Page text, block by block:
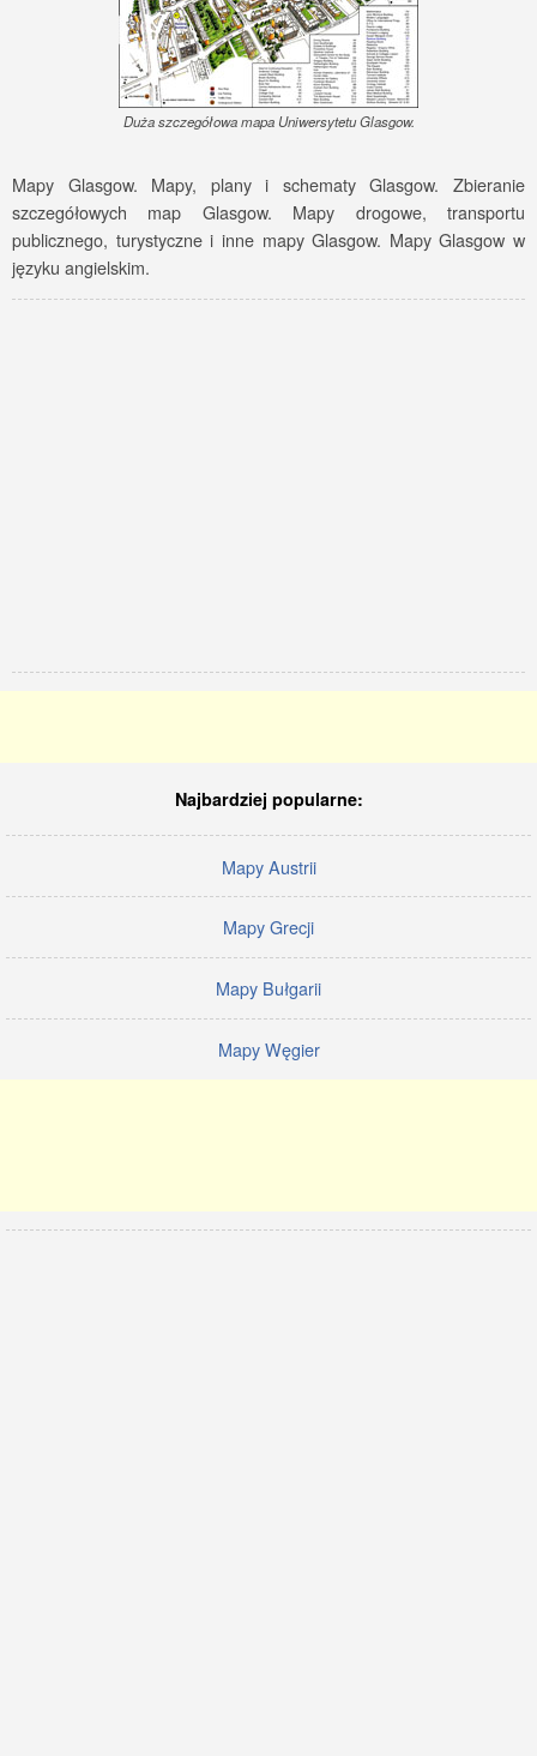
Duża szczegółowa mapa Uniwersytetu Glasgow.
Mapy Glasgow. Mapy, plany i schematy Glasgow. Zbieranie
szczegółowych map Glasgow. Mapy drogowe, transportu
publicznego, turystyczne i inne mapy Glasgow. Mapy Glasgow w
języku angielskim.
Najbardziej popularne:
Mapy Austrii
Mapy Grecji
Mapy Bułgarii
Mapy Węgier